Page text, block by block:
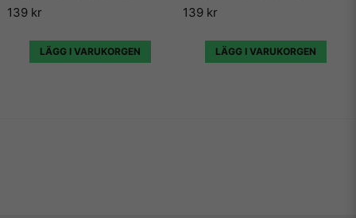
139 kr
LÄGG I VARUKORGEN
139 kr
LÄGG I VARUKORGEN